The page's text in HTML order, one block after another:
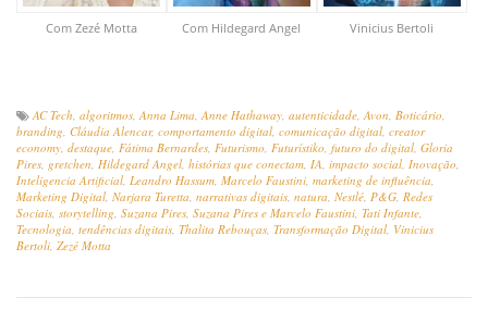
Com Zezé Motta Com Hildegard Angel Vinicius Bertoli
AC Tech algoritmos Anna Lima Anne Hathaway autenticidade Avon Boticário
branding Cláudia Alencar, comportamento digital comunicação digital creator
economy destaque Fátima Bernardes Futurismo Futurístiko futuro do digital Gloria
Pires gretchen Hildegard Angel histórias que conectam IA impacto social Inovação
Inteligencia Artificial Leandro Hassum Marcelo Faustini marketing de influência
Marketing Digital Narjara Turetta narrativas digitais natura Nestlé P&G Redes
Sociais storytelling Suzana Pires Suzana Pires e Marcelo Faustini Tati Infante
Tecnologia tendências digitais Thalita Rebouças Transformação Digital Vinicius
Bertoli Zezé Motta